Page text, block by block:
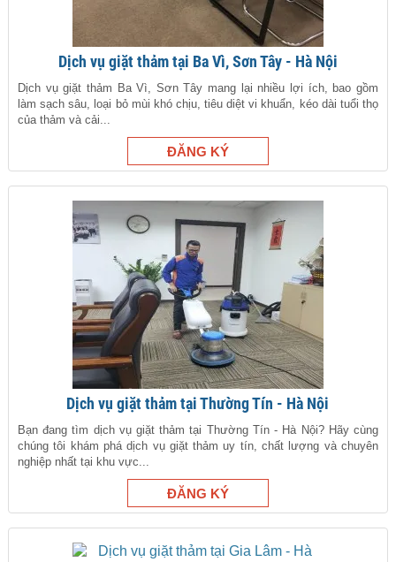
Dịch vụ giặt thảm tại Ba Vì, Sơn Tây - Hà Nội
Dịch vụ giặt thảm Ba Vì, Sơn Tây mang lại nhiều lợi ích, bao gồm
làm sạch sâu, loại bỏ mùi khó chịu, tiêu diệt vi khuẩn, kéo dài tuổi thọ
của thảm và cải...
Dịch vụ giặt thảm tại Thường Tín - Hà Nội
Bạn đang tìm dịch vụ giặt thảm tại Thường Tín - Hà Nội? Hãy cùng
chúng tôi khám phá dịch vụ giặt thảm uy tín, chất lượng và chuyên
nghiệp nhất tại khu vực...